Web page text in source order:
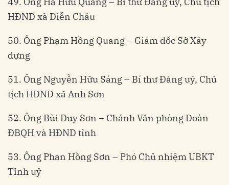
HĐND xã Diễn Châu
50. Ông Phạm Hồng Quang – Giám đốc Sở Xây
dựng
51. Ông Nguyễn Hữu Sáng – Bí thư Đảng uỷ, Chủ
tịch HĐND xã Anh Sơn
52. Ông Bùi Duy Sơn – Chánh Văn phòng Đoàn
ĐBQH và HĐND tỉnh
53. Ông Phan Hồng Sơn – Phó Chủ nhiệm UBKT
Tỉnh uỷ